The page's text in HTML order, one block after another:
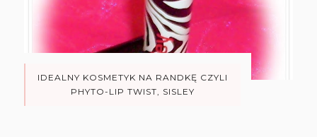
IDEALNY KOSMETYK NA RANDKĘ CZYLI
PHYTO-LIP TWIST, SISLEY